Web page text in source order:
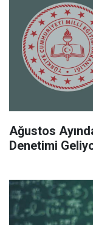
Ağustos
Denetimi